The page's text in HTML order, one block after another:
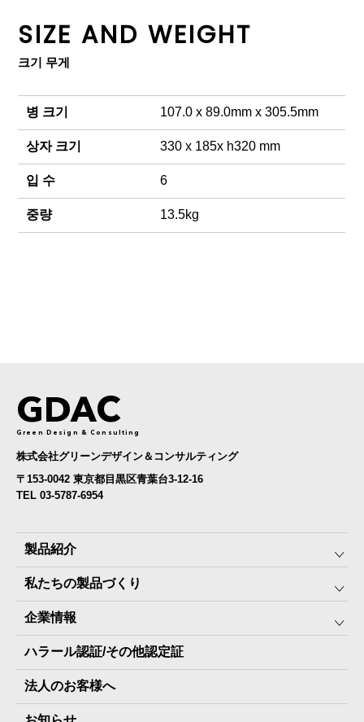
SIZE AND WEIGHT
크기 무게
병 크기 107.0 x 89.0mm x 305.5mm
상자 크기 330 x 185x h320 mm
입 수 6
중량 13.5kg
GDAC
Green Design & Consulting
株式会社グリーンデザイン＆コンサルティング
〒153-0042 東京都目黒区青葉台3-12-16
TEL 03-5787-6954
製品紹介
みんなの保存⾷
The Next Dekade10年保存
The Next Dekade7年保存
JARAペットフード7年保存
その他製品
私たちの製品づくり
SDGSへの取り組み
JARA(ペット⽤防災備蓄⾷)について
地産地消パッケージについて
企業情報
社⻑ご挨拶
スタッフ紹介
ハラール認証/その他認定証
法人のお客様へ